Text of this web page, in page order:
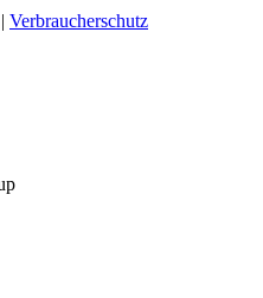
| Verbraucherschutz